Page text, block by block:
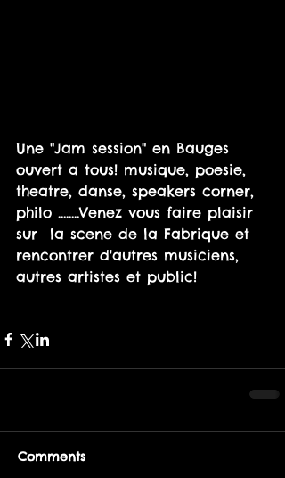
Une "Jam session" en Bauges
ouvert a tous! musique, poesie,
theatre, danse, speakers corner,
philo ........Venez vous faire plaisir
sur  la scene de la Fabrique et
rencontrer d'autres musiciens,
autres artistes et public!
Comments